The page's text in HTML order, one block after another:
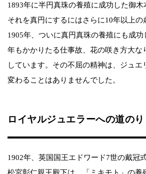
1893年に半円真珠の養殖に成功した御木
それを真円にするにはさらに10年以上の
1905年、ついに真円真珠の養殖にも成
年もかかりたる仕事故、花の咲き方大な
しています。その不屈の精神は、ジュエ
変わることはありませんでした。
ロイヤルジュエラーへの道のり
1902年、英国国王エドワード7世の戴冠
松宮彰仁親王殿下は、「ミキモト」の養